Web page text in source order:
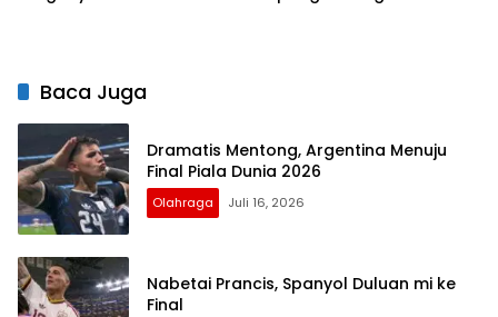
Baca Juga
Dramatis Mentong, Argentina Menuju
Final Piala Dunia 2026
Olahraga Juli 16, 2026
Nabetai Prancis, Spanyol Duluan mi ke
Final